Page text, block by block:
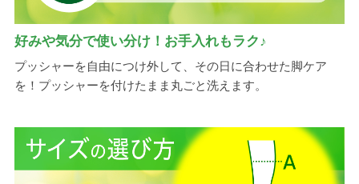
好みや気分で使い分け！お手入れもラク♪
プッシャーを自由につけ外して、その日に合わせた脚ケア
を！プッシャーを付けたまま丸ごと洗えます。